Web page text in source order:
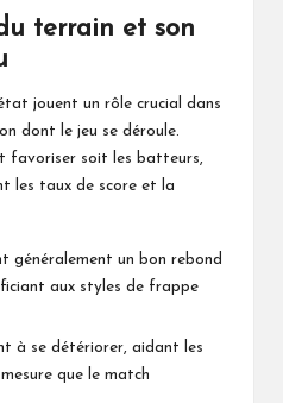
terrain et son
jouent un rôle crucial dans
dont le jeu se déroule.
favoriser soit les batteurs,
les taux de score et la
généralement un bon rebond
aux styles de frappe
à se détériorer, aidant les
que le match